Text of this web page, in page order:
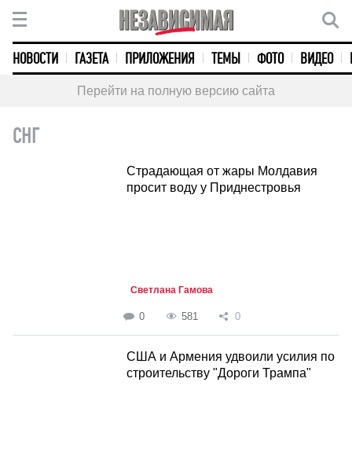
НОВОСТИ ГАЗЕТА ПРИЛОЖЕНИЯ ТЕМЫ ФОТО ВИДЕО
Перейти на полную версию сайта
СНГ
Страдающая от жары Молдавия
просит воду у Приднестровья
Светлана Гамова
0 581 0
США и Армения удвоили усилия по
строительству "Дороги Трампа"